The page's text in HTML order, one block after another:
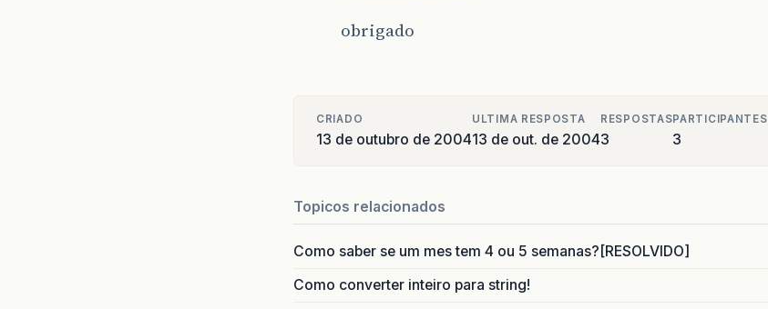
obrigado
CRIADO
13 de outubro de 2004
ULTIMA RESPOSTA
13 de out. de 2004
RESPOSTAS
3
PARTICIPANTES
3
Topicos relacionados
Como saber se um mes tem 4 ou 5 semanas?[RESOLVIDO]
Como converter inteiro para string!